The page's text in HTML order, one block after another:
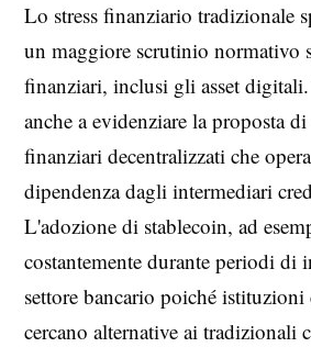
Lo stress finanziario tradizionale
un maggiore scrutinio normativo
finanziari, inclusi gli asset
anche a evidenziare la proposta
finanziari decentralizzati che
dipendenza dagli intermediari
L'adozione di stablecoin, ad
costantemente durante periodi di
settore bancario poiché
cercano alternative ai tradizionali